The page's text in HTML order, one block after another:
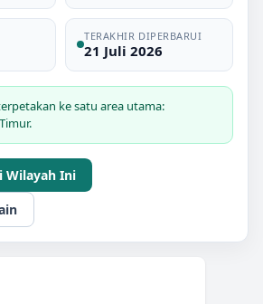
TERAKHIR DIPERBARUI
21 Juli 2026
ke satu area utama:
Wilayah Ini